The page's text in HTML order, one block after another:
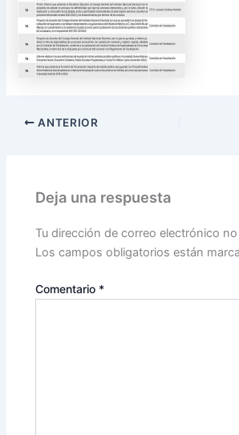
ANTERIOR
Deja una respuesta
Tu dirección de correo electrónico
Los campos obligatorios están
Comentario *